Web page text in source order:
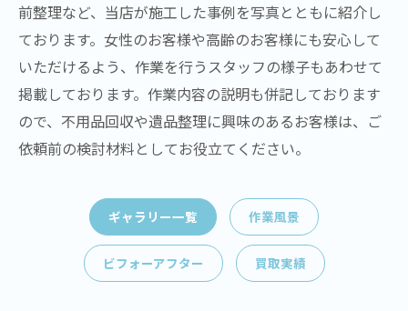
前整理など、当店が施工した事例を写真とともに紹介し
ております。女性のお客様や高齢のお客様にも安心して
いただけるよう、作業を行うスタッフの様子もあわせて
掲載しております。作業内容の説明も併記しております
ので、不用品回収や遺品整理に興味のあるお客様は、ご
依頼前の検討材料としてお役立てください。
ギャラリー一覧 作業風景
ビフォーアフター 買取実績